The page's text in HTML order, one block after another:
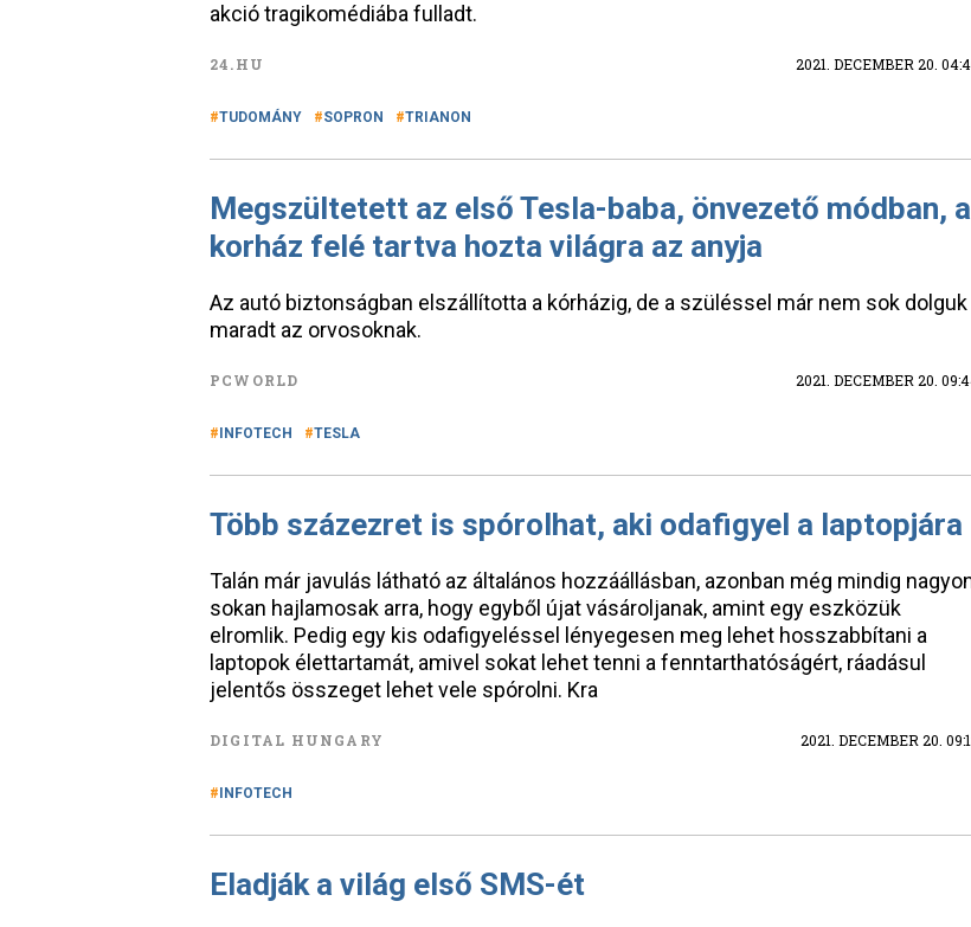
akció tragikomédiába fulladt.
24.HU 2021. DECEMBER 20.
TUDOMÁNY SOPRON TRIANON
Megszültetett az első Tesla-baba, önvezető módban, a
korház felé tartva hozta világra az anyja
Az autó biztonságban elszállította a kórházig, de a szüléssel már nem sok dolguk
maradt az orvosoknak.
PCWORLD 2021. DECEMBER 20.
INFOTECH TESLA
Több százezret is spórolhat, aki odafigyel a laptopjára
Talán már javulás látható az általános hozzáállásban, azonban még mindig
sokan hajlamosak arra, hogy egyből újat vásároljanak, amint egy eszközük
elromlik. Pedig egy kis odafigyeléssel lényegesen meg lehet hosszabbítani a
laptopok élettartamát, amivel sokat lehet tenni a fenntarthatóságért, ráadásul
jelentős összeget lehet vele spórolni. Kra
DIGITAL HUNGARY 2021. DECEMBER 20.
INFOTECH
Eladják a világ első SMS-ét